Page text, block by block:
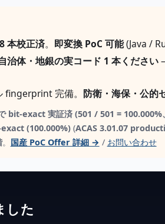
本校正済。 即変換 PoC 可能(Java /
治体・地銀の実コード 1 本ください
fingerprint 完備。 防衛・海保・公的
exact 実証済 (501 / 501 = 100.000%
(100.000%)(ACAS 3.01.07
。 国産 PoC Offer 詳細 → / お問い合わせ
した